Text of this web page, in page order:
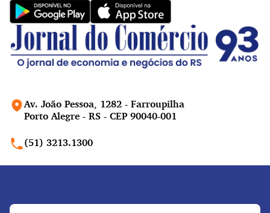
Av. João Pessoa, 1282 - Farroupilha
Porto Alegre - RS - CEP 90040-001
(51) 3213.1300